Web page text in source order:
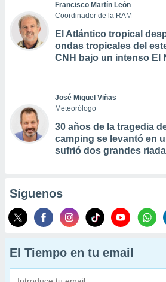
Francisco Martín León
Coordinador de la RAM
El Atlántico tropical
ondas tropicales del
CNH bajo un intenso El
José Miguel Viñas
Meteorólogo
30 años de la tragedia
camping se levantó en
sufrió dos grandes
Síguenos
El Tiempo en tu email